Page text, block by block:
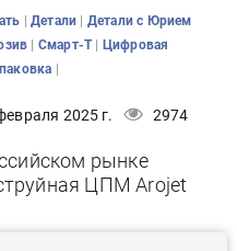
|Детали | Детали с Юрием
| Смарт-Т | Цифровая
|
2025 г. 2974
рынке
ЦПМ Arojet